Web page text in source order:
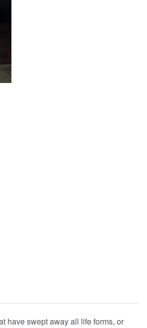
have swept away all life forms, or